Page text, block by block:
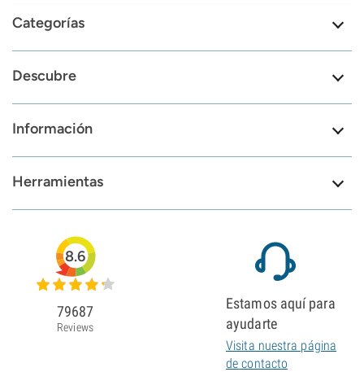
Categorías
Descubre
Información
Herramientas
8.6
79687
Reviews
Estamos aquí para
ayudarte
Visita nuestra página
de contacto